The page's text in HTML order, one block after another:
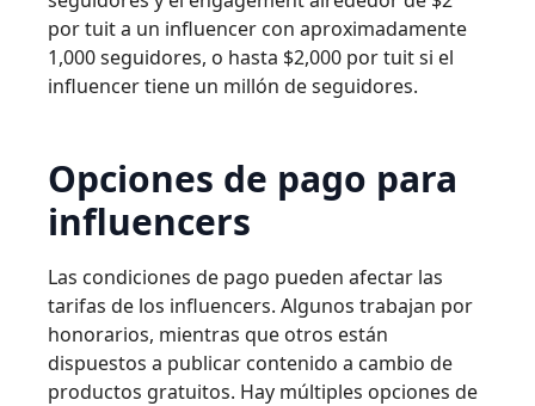
por tuit a un influencer con aproximadamente
1,000 seguidores, o hasta $2,000 por tuit si el
influencer tiene un millón de seguidores.
Opciones de pago para
influencers
Las condiciones de pago pueden afectar las
tarifas de los influencers. Algunos trabajan por
honorarios, mientras que otros están
dispuestos a publicar contenido a cambio de
productos gratuitos. Hay múltiples opciones de